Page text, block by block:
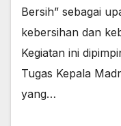
Bersih” sebagai
kebersihan dan
Kegiatan ini
Tugas Kepala
yang…